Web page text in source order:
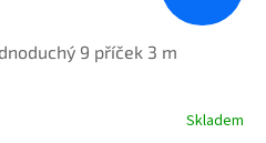
9 příček 3 m
Skladem